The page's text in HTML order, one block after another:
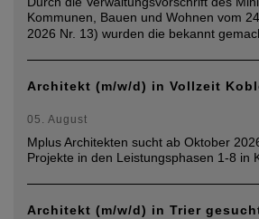
Kommunen, Bauen und Wohnen vom
2026 Nr. 13) wurden die bekannt
Architekt (m/w/d) in Vollzeit
05. August
Mplus Architekten sucht ab Oktober
Projekte in den Leistungsphasen 1-8 in
Architekt (m/w/d) in Trier